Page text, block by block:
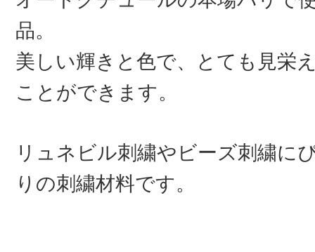
品。
美しい輝きと色で、とても見栄
ことができます。
リュネビル刺繍やビーズ刺繍に
りの刺繍材料です。